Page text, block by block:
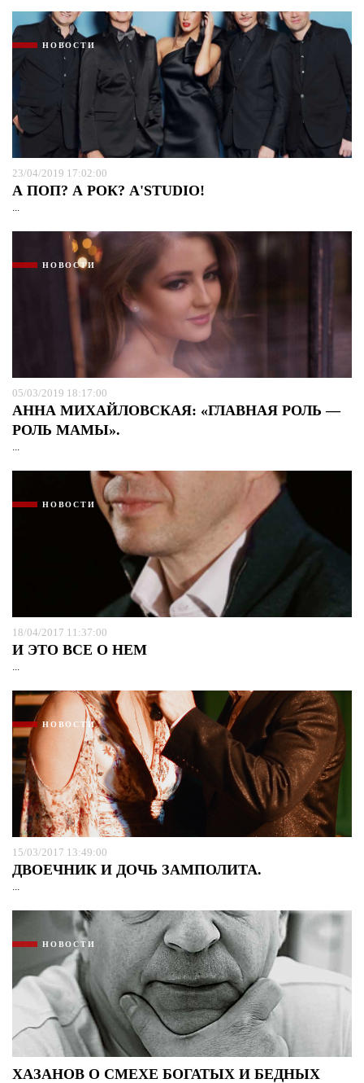
НОВОСТИ
23/04/2019 17:02:00
А ПОП? А РОК? А'STUDIO!
...
НОВОСТИ
05/03/2019 18:17:00
АННА МИХАЙЛОВСКАЯ: «ГЛАВНАЯ РОЛЬ —
РОЛЬ МАМЫ».
...
НОВОСТИ
18/04/2017 11:37:00
И ЭТО ВСЕ О НЕМ
...
НОВОСТИ
15/03/2017 13:49:00
ДВОЕЧНИК И ДОЧЬ ЗАМПОЛИТА.
...
НОВОСТИ
ХАЗАНОВ О СМЕХЕ БОГАТЫХ И БЕДНЫХ